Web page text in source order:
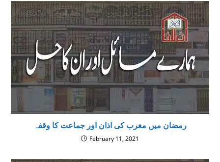
رمضان میں مغرب کی اذان اور جماعت کا وقفہ
February 11, 2021